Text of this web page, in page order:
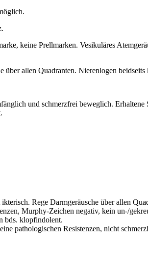
keine Prellmarken. Vesikuläres
über allen Quadranten. Nierenlogen
und schmerzfrei beweglich.
Rege Darmgeräusche über allen
Murphy-Zeichen negativ, kein un-/
bds. klopfindolent.
pathologischen Resistenzen, nicht